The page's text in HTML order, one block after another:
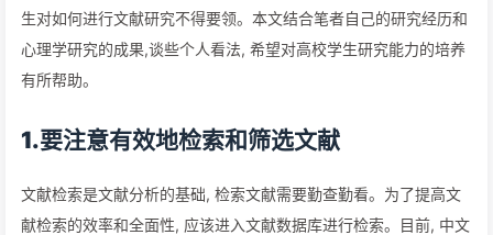
生对如何进行文献研究不得要领。本文结合笔者自己的研究经历和
心理学研究的成果,谈些个人看法, 希望对高校学生研究能力的培养
有所帮助。
1.要注意有效地检索和筛选文献
文献检索是文献分析的基础, 检索文献需要勤查勤看。为了提高文
献检索的效率和全面性, 应该进入文献数据库进行检索。目前, 中文